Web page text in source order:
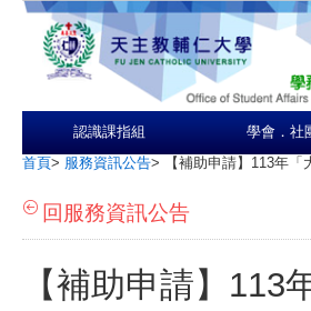
認識課指組 學會．社
首頁> 服務資訊公告> 【補助申請】113年
回服務資訊公告
【補助申請】113